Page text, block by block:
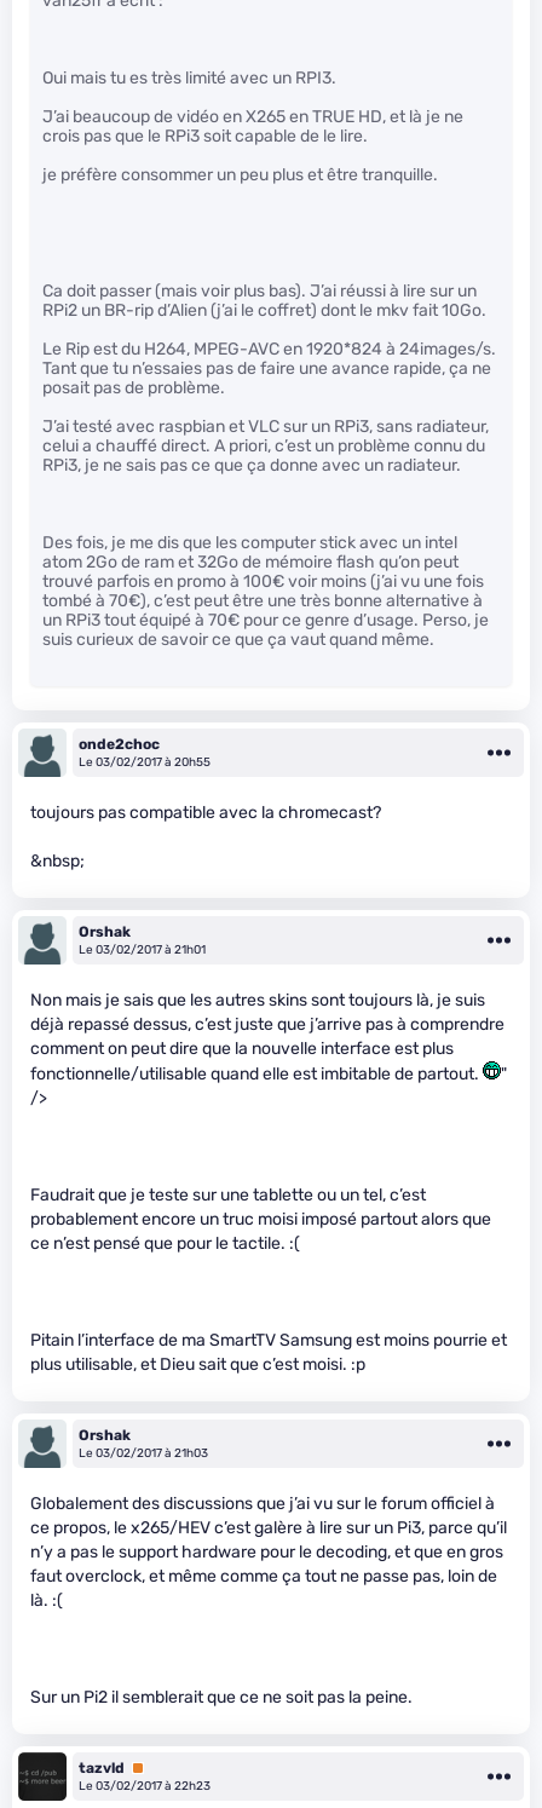
Oui mais tu es très limité avec un RPI3.
J’ai beaucoup de vidéo en X265 en TRUE HD, et là je ne
crois pas que le RPi3 soit capable de le lire.
je préfère consommer un peu plus et être tranquille.
Ca doit passer (mais voir plus bas). J’ai réussi à lire sur un
RPi2 un BR-rip d’Alien (j’ai le coffret) dont le mkv fait 10Go.
Le Rip est du H264, MPEG-AVC en 1920*824 à 24images/s.
Tant que tu n’essaies pas de faire une avance rapide, ça ne
posait pas de problème.
J’ai testé avec raspbian et VLC sur un RPi3, sans radiateur,
celui a chauffé direct. A priori, c’est un problème connu du
RPi3, je ne sais pas ce que ça donne avec un radiateur.
Des fois, je me dis que les computer stick avec un intel
atom 2Go de ram et 32Go de mémoire flash qu’on peut
trouvé parfois en promo à 100€ voir moins (j’ai vu une fois
tombé à 70€), c’est peut être une très bonne alternative à
un RPi3 tout équipé à 70€ pour ce genre d’usage. Perso, je
suis curieux de savoir ce que ça vaut quand même.
onde2choc
Le 03/02/2017 à 20h55
toujours pas compatible avec la chromecast?
&nbsp;
Orshak
Le 03/02/2017 à 21h01
Non mais je sais que les autres skins sont toujours là, je suis
déjà repassé dessus, c’est juste que j’arrive pas à comprendre
comment on peut dire que la nouvelle interface est plus
fonctionnelle/utilisable quand elle est imbitable de partout.
"
/>
Faudrait que je teste sur une tablette ou un tel, c’est
probablement encore un truc moisi imposé partout alors que
ce n’est pensé que pour le tactile. :(
Pitain l’interface de ma SmartTV Samsung est moins pourrie et
plus utilisable, et Dieu sait que c’est moisi. :p
Orshak
Le 03/02/2017 à 21h03
Globalement des discussions que j’ai vu sur le forum officiel à
ce propos, le x265/HEV c’est galère à lire sur un Pi3, parce qu’il
n’y a pas le support hardware pour le decoding, et que en gros
faut overclock, et même comme ça tout ne passe pas, loin de
là. :(
Sur un Pi2 il semblerait que ce ne soit pas la peine.
tazvld
Premium
Le 03/02/2017 à 22h23